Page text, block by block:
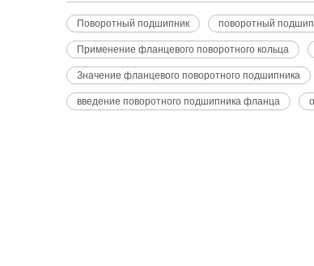
Поворотный подшипник поворотный
Применение фланцевого поворотного кольца
Значение фланцевого поворотного подшипника
введение поворотного подшипника фланца